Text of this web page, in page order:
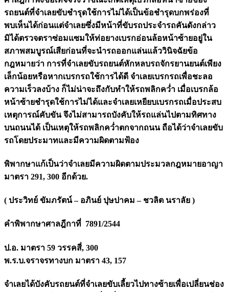
รถยนต์ที่จำเลยขับชำรุดใช้การไม่ได้เป็นข้อชำรุดบกพร่องที่
พบเห็นได้ก่อนแต่จำเลยซึ่งมีหน้าที่ขับรถประจำรถคันดังกล่าว
มิได้ตรวจตราซ่อมแซมให้ท่อยางเบรกอ่อนล้อหน้าซ้ายอยู่ใน
สภาพสมบูรณ์เสียก่อนที่จะนำรถออกแล่นแล้ววินิจฉัยข้อ
กฎหมายว่า การที่จำเลยขับรถยนต์หักหลบรถจักรยานยนต์เพียง
เล็กน้อยหรือหากเบรกรถใช้การได้ดี จำเลยเบรกรถเพื่อชะลอ
ความเร็วลงบ้าง ก็ไม่น่าจะถึงกับทำให้รถพลิกคว่ำ เมื่อเบรกล้อ
หน้าซ้ายชำรุดใช้การไม่ได้และจำเลยเหยียบเบรกรถเมื่อประสบ
เหตุการณ์คับขัน จึงไม่สามารถบังคับให้รถแล่นไปตามทิศทาง
บนถนนได้ เป็นเหตุให้รถพลิกคว่ำตกจากถนน ถือได้ว่าจำเลยขับ
รถโดยประมาทและมีความผิดตามฟ้อง
พิพากษาแก้เป็นว่าจำเลยมีความผิดตามประมวลกฎหมายอาญา
มาตรา 291, 300 อีกด้วย.
( ประวิทย์ ขัมภรัตน์ – อภินย์ ปุษปาคม – ชวลิต นราลัย )
คำพิพากษาศาลฎีกาที่ 7891/2544
ป.อ. มาตรา 59 วรรคสี่, 300
พ.ร.บ.จราจรทางบก มาตรา 43, 157
จำเลยได้บังคับรถยนต์ที่จำเลยขับเลี้ยวไปทางซ้ายเพื่อเปลี่ยนช่อง